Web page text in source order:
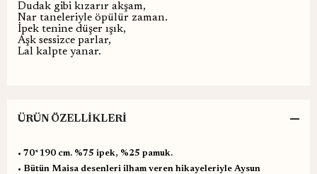
Dudak gibi kızarır akşam,
Nar taneleriyle öpülür zaman.
İpek tenine düşer ışık,
Aşk sessizce parlar,
Lal kalpte yanar.
ÜRÜN ÖZELLIKLERI
•⁠ ⁠70*190 cm. %75 ipek, %25 pamuk.
•⁠ ⁠Bütün Maisa desenleri ilham veren hikayeleriyle Aysun